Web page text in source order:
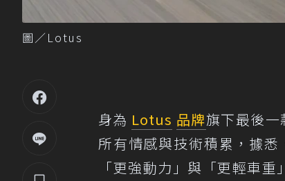
圖／Lotus
身為 Lotus 品牌旗下最後一
所有情感與技術積累，據
「更強動力」與「更輕車